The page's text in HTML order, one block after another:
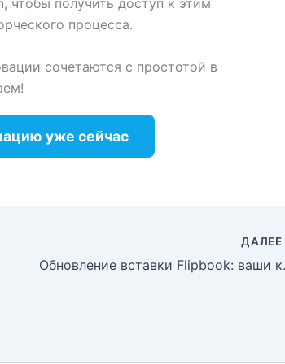
чтобы получить доступ к этим
процесса.
сочетаются с простотой в
уже сейчас
ДАЛЕЕ
Обновление